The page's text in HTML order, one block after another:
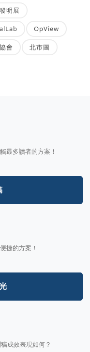
明展
OpView
會 北市圖
最多讀者的方案！
捷的方案！
成效表現如何？